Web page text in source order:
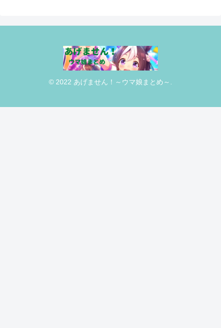
© 2022 あげません！～ウマ娘まとめ～.